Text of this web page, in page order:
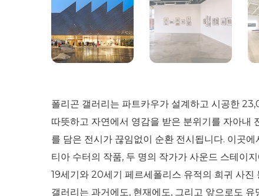
폴리곤 갤러리는 파트카우가 설계하고 시공한
따뜻하고 자연에서 영감을 받은 분위기를 자아내
를 담은 전시가 끊임없이 순환 전시됩니다. 이곳
티아 수터의 작품, 두 명의 작가가 사운드 스테이
19세기와 20세기 페르세폴리스 유적의 희귀 사
갤러리는 과거에도, 현재에도, 그리고 앞으로도